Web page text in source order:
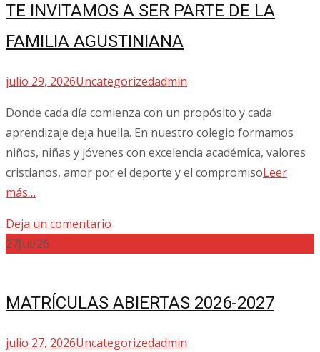
TE INVITAMOS A SER PARTE DE LA
FAMILIA AGUSTINIANA
julio 29, 2026Uncategorizedadmin
Donde cada día comienza con un propósito y cada
aprendizaje deja huella. En nuestro colegio formamos
niños, niñas y jóvenes con excelencia académica, valores
cristianos, amor por el deporte y el compromisoLeer
más…
Deja un comentario
27Jul/26
MATRÍCULAS ABIERTAS 2026-2027
julio 27, 2026Uncategorizedadmin